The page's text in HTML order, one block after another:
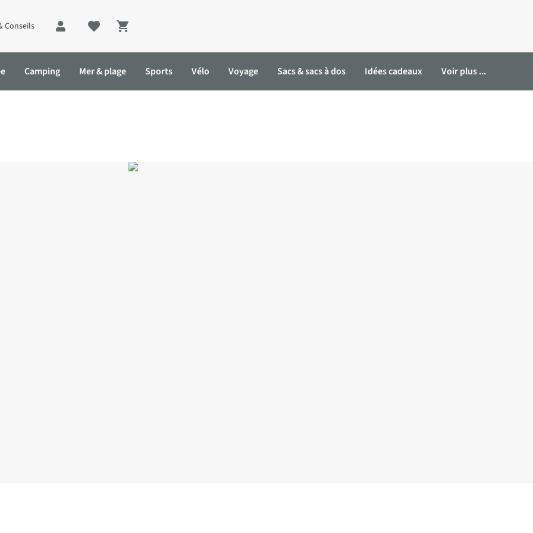
Conseils
Shopping cart
Camping Mer & plage Sports Vélo Voyage Sacs & sacs à dos Idées cadeaux Voir plus ...